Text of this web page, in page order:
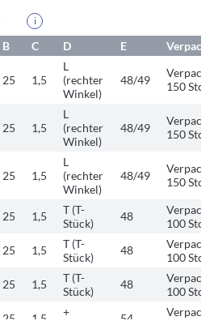
i
B C D E
25 1,5
L
(rechter
Winkel)
48/49
150 Stck.
25 1,5
L
(rechter
Winkel)
48/49
150 Stck.
25 1,5
L
(rechter
Winkel)
48/49
150 Stck.
25 1,5
T (T-
Stück)
48
100 Stck.
25 1,5
T (T-
Stück)
48
100 Stck.
25 1,5
T (T-
Stück)
48
100 Stck.
25 1,5
+
54